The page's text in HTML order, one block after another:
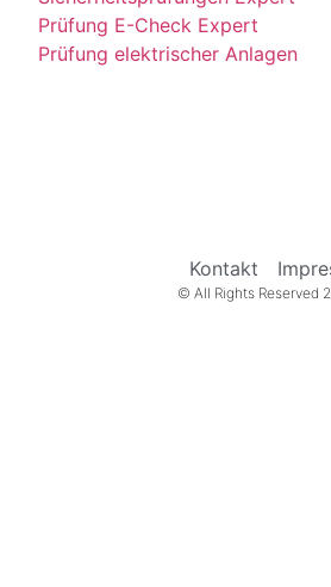
Prüfung E-Check Expert
Prüfung elektrischer Anlagen
Kontakt
© All Rights Reserved